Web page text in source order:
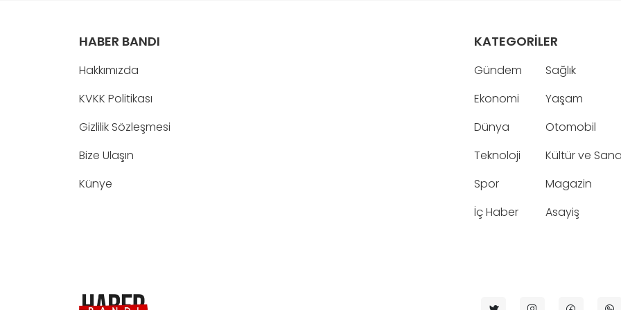
HABER BANDI
Hakkımızda
KVKK Politikası
Gizlilik Sözleşmesi
Bize Ulaşın
Künye
KATEGORİLER
Gündem
Ekonomi
Dünya
Teknoloji
Spor
İç Haber
Sağlık
Yaşam
Otomobil
Kültür ve
Magazin
Asayiş